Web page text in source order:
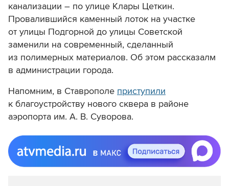
канализации – по улице Клары Цеткин.
Провалившийся каменный лоток на участке
от улицы Подгорной до улицы Советской
заменили на современный, сделанный
из полимерных материалов. Об этом рассказалм
в администрации города.
Напомним, в Ставрополе приступили
к благоустройству нового сквера в районе
аэропорта им. А. В. Суворова.